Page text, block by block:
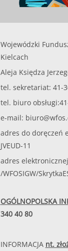
Wojewódzki
Kielcach
Aleja Księdza
tel. sekretariat: 41-
tel. biuro
e-mail:
adres do doręczeń
JVEUD-11
adres
/WFOSIGW/
OGÓLNOPOLSKA
340 40 80
INFORMACJA nt.